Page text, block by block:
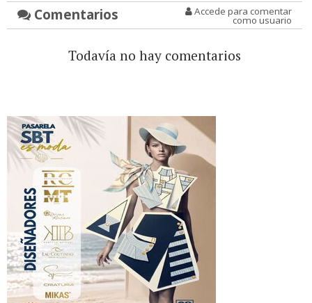
Comentarios Accede para comentar
como usuario
Todavía no hay comentarios